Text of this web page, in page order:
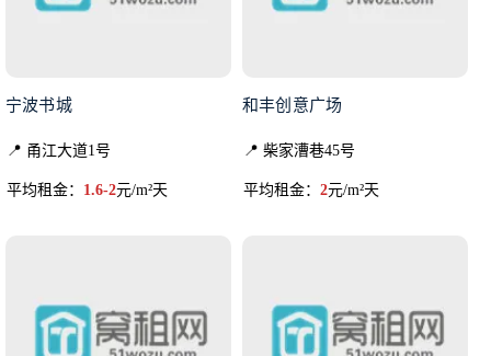
宁波书城
📍 甬江大道1号
平均租金： 1.6-2元/m²天
和丰创意广场
📍 柴家漕巷45号
平均租金：2元/m²天